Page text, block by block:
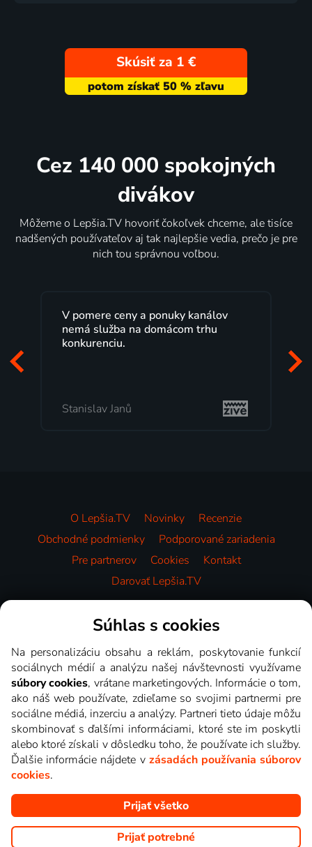
Skúsiť za 1 €
Cez 140 000 spokojných
divákov
Môžeme o Lepšia.TV hovoriť čokoľvek chceme, ale tisíce
nadšených používateľov aj tak najlepšie vedia, prečo je pre
nich tou správnou voľbou.
V pomere ceny a ponuky kanálov
nemá služba na domácom trhu
konkurenciu.
Stanislav Janů
O Lepšia.TV Novinky
Recenzie
Obchodné podmienky
Podporované zariadenia
Pre partnerov
Cookies
Kontakt
Darovať Lepšia.TV
Videotéka
Copyright © goNET s.r.o. Na tomto webe sú zobrazované obrázky
z relácií TV staníc, ktoré môžete sledovať v Lepšia.TV.
Súhlas s cookies
Na personalizáciu obsahu a reklám, poskytovanie funkcií
sociálnych médií a analýzu našej návštevnosti využívame
súbory cookies, vrátane marketingových. Informácie o tom,
ako náš web používate, zdieľame so svojimi partnermi pre
sociálne médiá, inzerciu a analýzy. Partneri tieto údaje môžu
skombinovať s ďalšími informáciami, ktoré ste im poskytli
alebo ktoré získali v dôsledku toho, že používate ich služby.
Ďalšie informácie nájdete v zásadách používania súborov
cookies.
Prijať všetko
Prijať potrebné